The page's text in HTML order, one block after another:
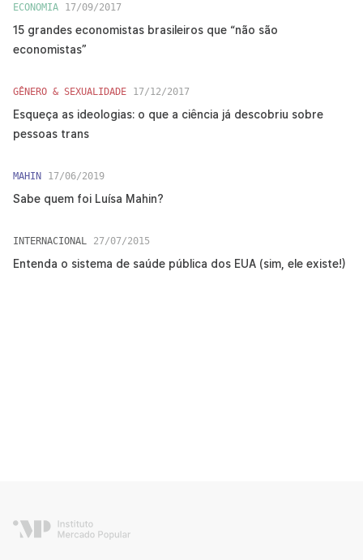
ECONOMIA 17/09/2017
15 grandes economistas brasileiros que “não são
economistas”
GÊNERO & SEXUALIDADE 17/12/2017
Esqueça as ideologias: o que a ciência já descobriu sobre
pessoas trans
MAHIN 17/06/2019
Sabe quem foi Luísa Mahin?
INTERNACIONAL 27/07/2015
Entenda o sistema de saúde pública dos EUA (sim, ele existe!)